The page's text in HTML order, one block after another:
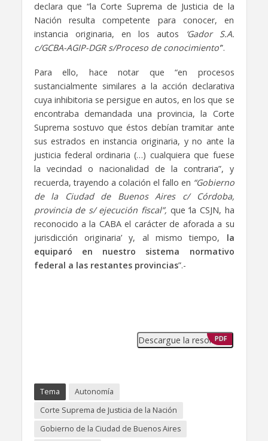
declara que “la Corte Suprema de Justicia de la
Nación resulta competente para conocer, en
instancia originaria, en los autos
‘Gador S.A.
c/GCBA-AGIP-DGR s/Proceso de conocimiento’”.
Para ello, hace notar que “en procesos
sustancialmente similares a la acción declarativa
cuya inhibitoria se persigue en autos, en los que se
encontraba demandada una provincia, la Corte
Suprema sostuvo que éstos debían tramitar ante
sus estrados en instancia originaria, y no ante la
justicia federal ordinaria (…) cualquiera que fuese
la vecindad o nacionalidad de la contraria”, y
recuerda, trayendo a colación el fallo en “Gobierno
de la Ciudad de Buenos Aires c/ Córdoba,
provincia de s/ ejecución fiscal”, que ‘la CSJN, ha
reconocido a la CABA el carácter de aforada a su
jurisdicción originaria’ y, al mismo tiempo, la
equiparó en nuestro sistema normativo
federal a las restantes provincias”.-
Descargue la resolución
PDF
Tema
Autonomía
Corte Suprema de Justicia de la Nación
Gobierno de la Ciudad de Buenos Aires